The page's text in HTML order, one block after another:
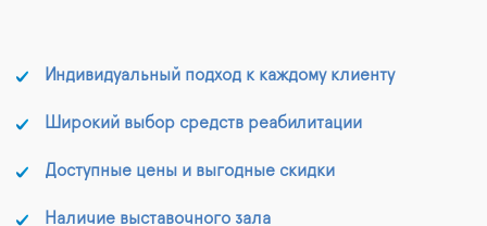
Индивидуальный подход к каждому клиенту
Широкий выбор средств реабилитации
Доступные цены и выгодные скидки
Наличие выставочного зала